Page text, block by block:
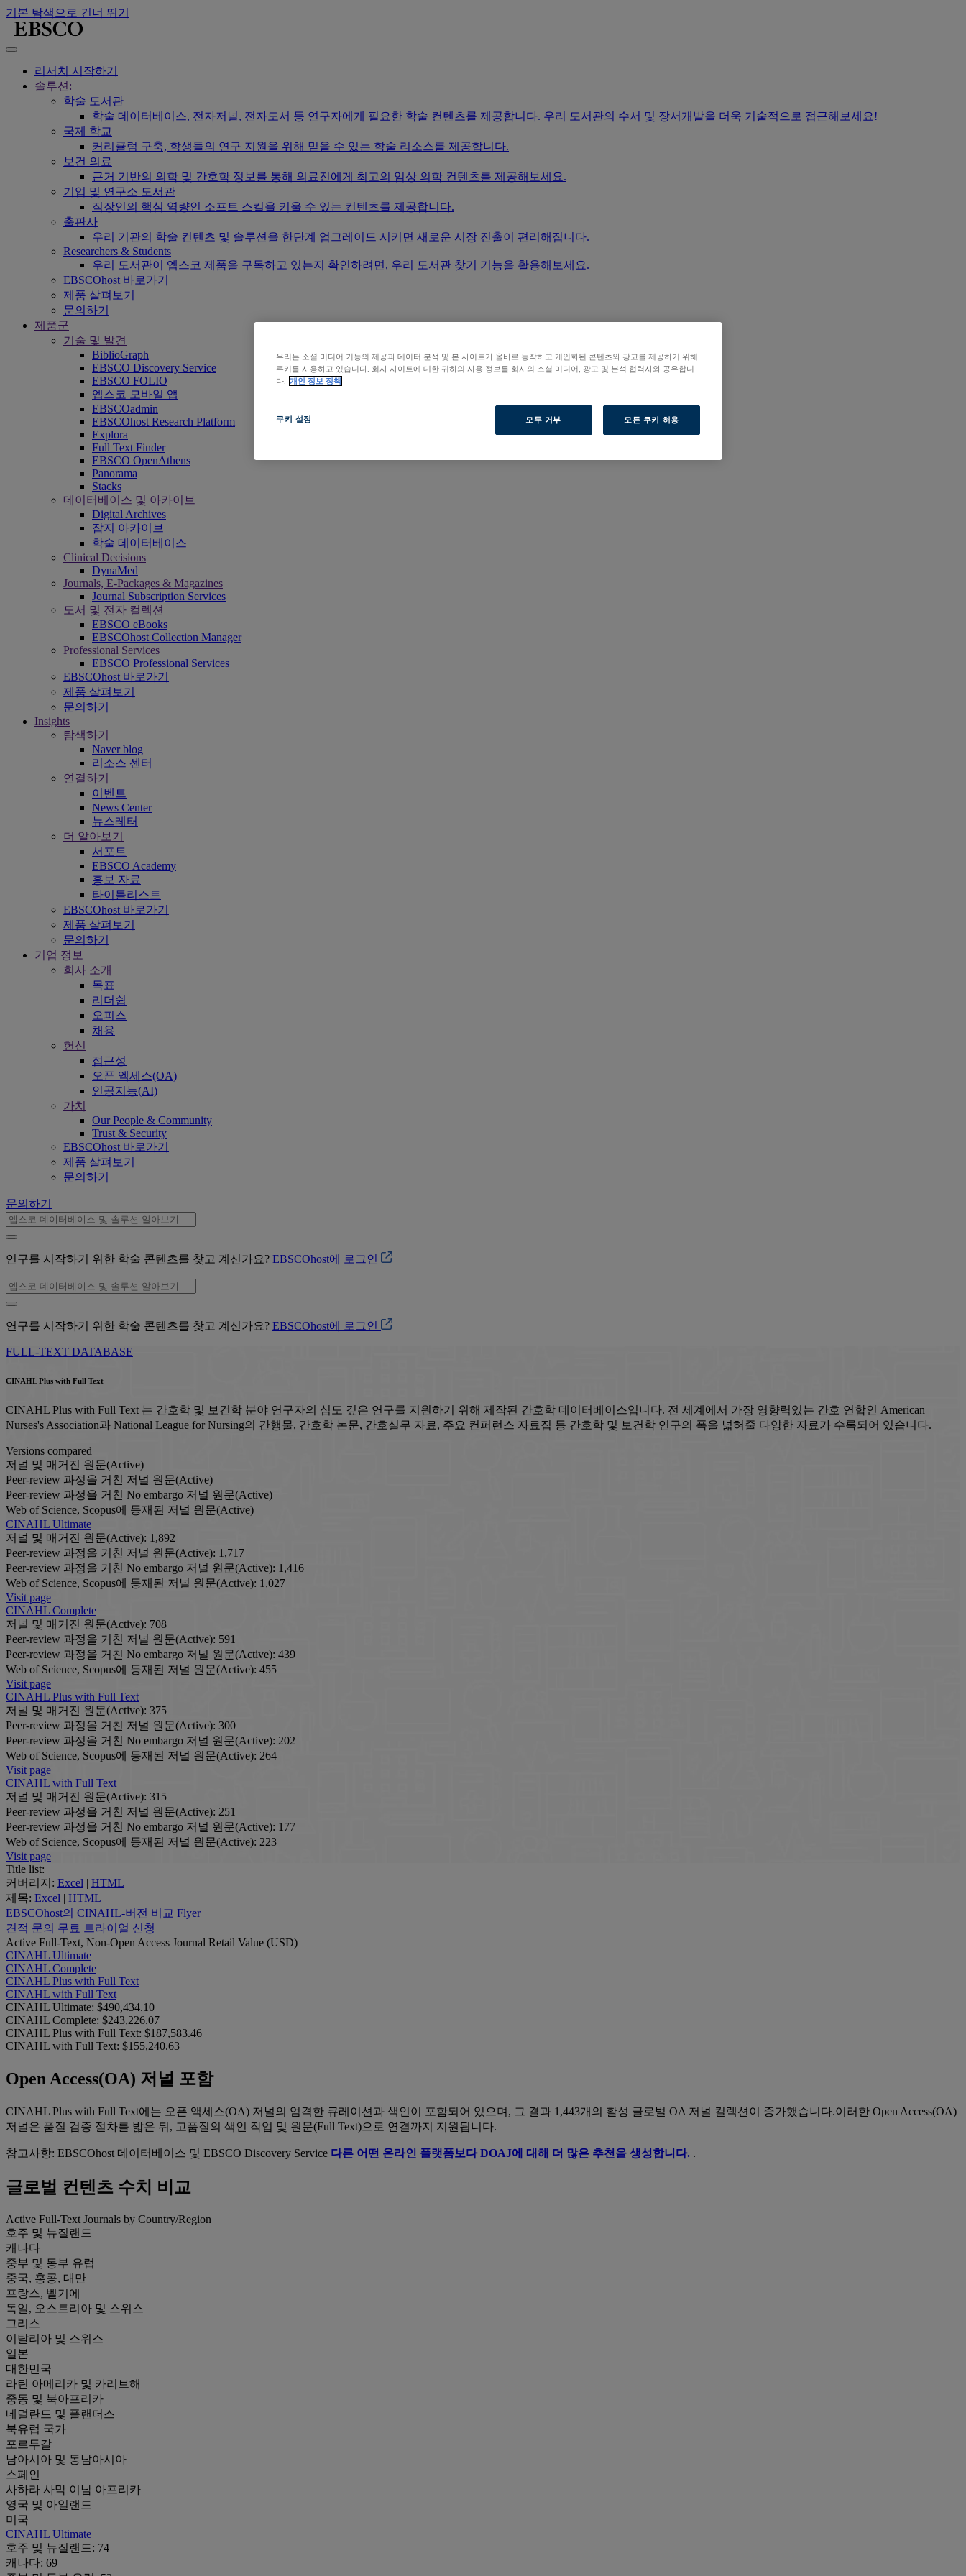
기본 탐색으로 건너 뛰기
리서치 시작하기
솔루션:
학술 도서관
학술 데이터베이스, 전자저널, 전자도서 등 연구자에게 필요한 학술 컨텐츠를 제공합니다. 우리 도서관의 수서 및 장서개발을 더욱 기술적으로 접근해보세요!
국제 학교
커리큘럼 구축, 학생들의 연구 지원을 위해 믿을 수 있는 학술 리소스를 제공합니다.
보건 의료
근거 기반의 의학 및 간호학 정보를 통해 의료진에게 최고의 임상 의학 컨텐츠를 제공해보세요.
기업 및 연구소 도서관
직장인의 핵심 역량인 소프트 스킬을 키울 수 있는 컨텐츠를 제공합니다.
출판사
우리 기관의 학술 컨텐츠 및 솔루션을 한단계 업그레이드 시키면 새로운 시장 진출이 편리해집니다.
Researchers & Students
우리 도서관이 엡스코 제품을 구독하고 있는지 확인하려면, 우리 도서관 찾기 기능을 활용해보세요.
EBSCOhost 바로가기
제품 살펴보기
문의하기
제품군
기술 및 발견
BiblioGraph
EBSCO Discovery Service
EBSCO FOLIO
엡스코 모바일 앱
EBSCOadmin
EBSCOhost Research Platform
Explora
Full Text Finder
EBSCO OpenAthens
Panorama
Stacks
데이터베이스 및 아카이브
Digital Archives
잡지 아카이브
학술 데이터베이스
Clinical Decisions
DynaMed
Journals, E-Packages & Magazines
Journal Subscription Services
도서 및 전자 컬렉션
EBSCO eBooks
EBSCOhost Collection Manager
Professional Services
EBSCO Professional Services
EBSCOhost 바로가기
제품 살펴보기
문의하기
Insights
탐색하기
Naver blog
리소스 센터
연결하기
이벤트
News Center
뉴스레터
더 알아보기
서포트
EBSCO Academy
홍보 자료
타이틀리스트
EBSCOhost 바로가기
제품 살펴보기
문의하기
기업 정보
회사 소개
목표
리더쉽
오피스
채용
헌신
접근성
오픈 엑세스(OA)
인공지능(AI)
가치
Our People & Community
Trust & Security
EBSCOhost 바로가기
제품 살펴보기
문의하기
문의하기
연구를 시작하기 위한 학술 콘텐츠를 찾고 계신가요? EBSCOhost에 로그인
연구를 시작하기 위한 학술 콘텐츠를 찾고 계신가요? EBSCOhost에 로그인
FULL-TEXT DATABASE
CINAHL Plus with Full Text
CINAHL Plus with Full Text 는 간호학 및 보건학 분야 연구자의 심도 깊은 연구를 지원하기 위해 제작된 간호학 데이터베이스입니다. 전 세계에서 가장 영향력있는 간호 연합인 American
Nurses's Association과 National League for Nursing의 간행물, 간호학 논문, 간호실무 자료, 주요 컨퍼런스 자료집 등 간호학 및 보건학 연구의 폭을 넓혀줄 다양한 자료가 수록되어 있습니다.
Versions compared
저널 및 매거진 원문(Active)
Peer-review 과정을 거친 저널 원문(Active)
Peer-review 과정을 거친 No embargo 저널 원문(Active)
Web of Science, Scopus에 등재된 저널 원문(Active)
CINAHL Ultimate
저널 및 매거진 원문(Active): 1,892
Peer-review 과정을 거친 저널 원문(Active): 1,717
Peer-review 과정을 거친 No embargo 저널 원문(Active): 1,416
Web of Science, Scopus에 등재된 저널 원문(Active): 1,027
Visit page
CINAHL Complete
저널 및 매거진 원문(Active): 708
Peer-review 과정을 거친 저널 원문(Active): 591
Peer-review 과정을 거친 No embargo 저널 원문(Active): 439
Web of Science, Scopus에 등재된 저널 원문(Active): 455
Visit page
CINAHL Plus with Full Text
저널 및 매거진 원문(Active): 375
Peer-review 과정을 거친 저널 원문(Active): 300
Peer-review 과정을 거친 No embargo 저널 원문(Active): 202
Web of Science, Scopus에 등재된 저널 원문(Active): 264
Visit page
CINAHL with Full Text
저널 및 매거진 원문(Active): 315
Peer-review 과정을 거친 저널 원문(Active): 251
Peer-review 과정을 거친 No embargo 저널 원문(Active): 177
Web of Science, Scopus에 등재된 저널 원문(Active): 223
Visit page
Title list:
커버리지: Excel | HTML
제목: Excel | HTML
EBSCOhost의 CINAHL-버전 비교 Flyer
견적 문의 무료 트라이얼 신청
Active Full-Text, Non-Open Access Journal Retail Value (USD)
CINAHL Ultimate
CINAHL Complete
CINAHL Plus with Full Text
CINAHL with Full Text
CINAHL Ultimate: $490,434.10
CINAHL Complete: $243,226.07
CINAHL Plus with Full Text: $187,583.46
CINAHL with Full Text: $155,240.63
Open Access(OA) 저널 포함
CINAHL Plus with Full Text에는 오픈 액세스(OA) 저널의 엄격한 큐레이션과 색인이 포함되어 있으며, 그 결과 1,443개의 활성 글로벌 OA 저널 컬렉션이 증가했습니다.이러한 Open Access(OA)
저널은 품질 검증 절차를 밟은 뒤, 고품질의 색인 작업 및 원문(Full Text)으로 연결까지 지원됩니다.
참고사항: EBSCOhost 데이터베이스 및 EBSCO Discovery Service 다른 어떤 온라인 플랫폼보다 DOAJ에 대해 더 많은 추천을 생성합니다. .
글로벌 컨텐츠 수치 비교
Active Full-Text Journals by Country/Region
호주 및 뉴질랜드
캐나다
중부 및 동부 유럽
중국, 홍콩, 대만
프랑스, 벨기에
독일, 오스트리아 및 스위스
그리스
이탈리아 및 스위스
일본
대한민국
라틴 아메리카 및 카리브해
중동 및 북아프리카
네덜란드 및 플랜더스
북유럽 국가
포르투갈
남아시아 및 동남아시아
스페인
사하라 사막 이남 아프리카
영국 및 아일랜드
미국
CINAHL Ultimate
호주 및 뉴질랜드: 74
캐나다: 69
우리는 소셜 미디어 기능의 제공과 데이터 분석 및 본 사이트가 올바로 동작하고 개인화된 콘텐츠와 광고를 제공하기 위해
쿠키를 사용하고 있습니다. 회사 사이트에 대한 귀하의 사용 정보를 회사의 소셜 미디어, 광고 및 분석 협력사와 공유합니
다.
개인 정보 정책
쿠키 설정 모두 거부 모든 쿠키 허용